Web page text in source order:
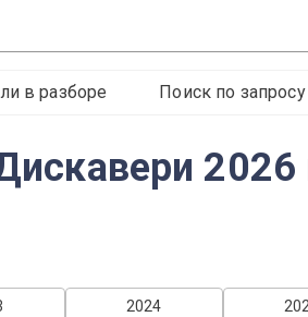
в разборе Поиск по запросу
2026
2024